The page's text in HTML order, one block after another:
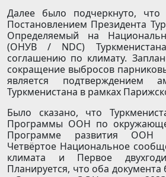
Далее было подчеркнуто,
Постановлением Президента
Определяемый на
(ОНУВ / NDC)
соглашению по климату.
сокращение выбросов
является подтверждением
Туркменистана в рамках
Было сказано, что
Программы ООН по
Программе развития ООН
Четвёртое Национальное
климата и Первое
Планируется, что оба документа